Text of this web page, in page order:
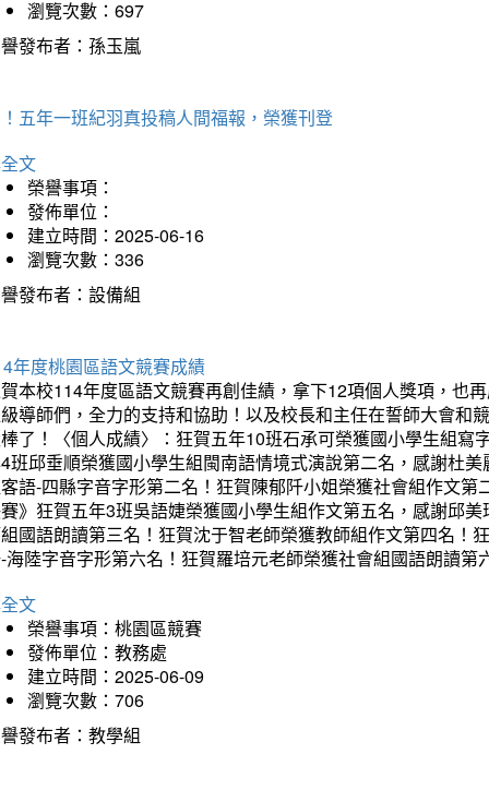
瀏覽次數：697
發布者：孫玉嵐
五年一班紀羽真投稿人間福報，榮獲刊登
文
榮譽事項：
發佈單位：
建立時間：2025-06-16
瀏覽次數：336
發布者：設備組
年度桃園區語文競賽成績
本校114年度區語文競賽再創佳績，拿下12項個人獎項，也
導師們，全力的支持和協助！以及校長和主任在誓師大會和
了！〈個人成績〉：狂賀五年10班石承可榮獲國小學生組
班邱垂順榮獲國小學生組閩南語情境式演說第二名，感謝杜
語-四縣字音字形第二名！狂賀陳郁阡小姐榮獲社會組作文
》狂賀五年3班吳語婕榮獲國小學生組作文第五名，感謝邱
國語朗讀第三名！狂賀沈于智老師榮獲教師組作文第四名！
海陸字音字形第六名！狂賀羅培元老師榮獲社會組國語朗讀
文
榮譽事項：桃園區競賽
發佈單位：教務處
建立時間：2025-06-09
瀏覽次數：706
發布者：教學組